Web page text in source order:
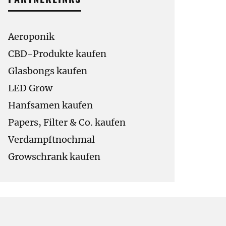
Aeroponik
CBD-Produkte kaufen
Glasbongs kaufen
LED Grow
Hanfsamen kaufen
Papers, Filter & Co. kaufen
Verdampftnochmal
Growschrank kaufen